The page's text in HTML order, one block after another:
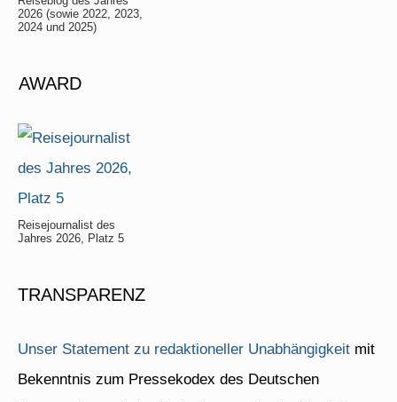
2026 (sowie 2022, 2023,
2024 und 2025)
AWARD
Reisejournalist des
Jahres 2026, Platz 5
TRANSPARENZ
Unser Statement zu redaktioneller Unabhängigkeit mit
Bekenntnis zum Pressekodex des Deutschen